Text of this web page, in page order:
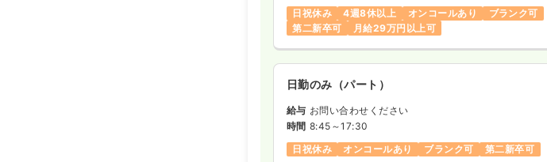
日祝休み
4週8休以上 オンコールあり
ブランク可
第二新卒可
月給29万円以上可
日勤のみ（パート）
給与 お問い合わせください
時間 8:45～17:30
日祝休み
オンコールあり ブランク可 第二新卒可